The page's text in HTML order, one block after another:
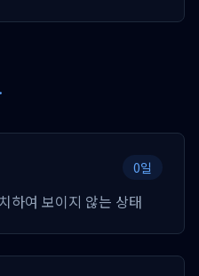
0일
하여 보이지 않는 상태